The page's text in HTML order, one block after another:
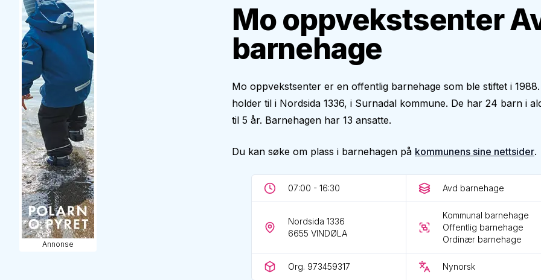
Annonse
Mo oppvekstsenter
barnehage
Mo oppvekstsenter er en offentlig barnehage som ble stiftet i
holder til i Nordsida 1336, i Surnadal kommune. De har 24 barn i
til 5 år. Barnehagen har 13 ansatte.
Du kan søke om plass i barnehagen på kommunens sine nettsider.
07:00 - 16:30 Avd barnehage
Nordsida 1336
6655 VINDØLA
Kommunal barnehage
Offentlig barnehage
Ordinær barnehage
Org. 973459317 Nynorsk